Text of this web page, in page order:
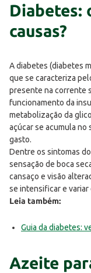
Diabetes:
causas?
A diabetes (diabetes
que se caracteriza
presente na corrente
funcionamento da
metabolização da
açúcar se acumula no
gasto.
Dentre os sintomas
sensação de boca
cansaço e visão
se intensificar e
Leia também:
Guia da diabetes:
Azeite